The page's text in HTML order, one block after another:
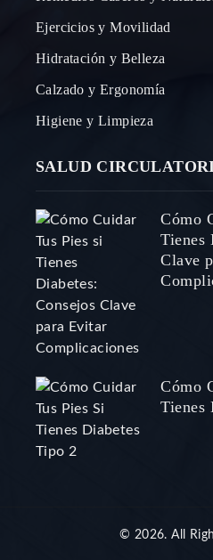
Ejercicios y Movilidad
Hidratación y Belleza
Calzado y Ergonomía
Higiene y Limpieza
SALUD
Cómo
Tienes
Clave
Cómo
Tienes
© 2026. All